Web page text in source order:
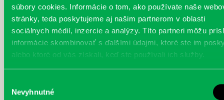
súbory cookies. Informácie o tom, ako používate naše
stránky, teda poskytujeme aj našim partnerom v oblasti
sociálnych médií, inzercie a analýzy. Títo partneri môžu
informácie skombinovať s ďalšími údajmi, ktoré ste im
alebo ktoré od vás získali, keď ste používali ich služby.
súhlasu
Nevyhnutné